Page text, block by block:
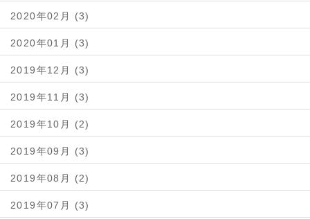
2020年02月 (3)
2020年01月 (3)
2019年12月 (3)
2019年11月 (3)
2019年10月 (2)
2019年09月 (3)
2019年08月 (2)
2019年07月 (3)